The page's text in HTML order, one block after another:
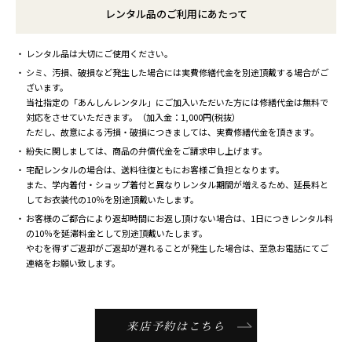
レンタル品のご利用にあたって
レンタル品は大切にご使用ください。
シミ、汚損、破損など発生した場合には実費修繕代金を別途頂戴する場合がご
ざいます。
当社指定の「あんしんレンタル」にご加入いただいた方には修繕代金は無料で
対応をさせていただきます。（加入金：1,000円(税抜）
ただし、故意による汚損・破損につきましては、実費修繕代金を頂きます。
紛失に関しましては、商品の弁償代金をご請求申し上げます。
宅配レンタルの場合は、送料往復ともにお客様ご負担となります。
また、学内着付・ショップ着付と異なりレンタル期間が増えるため、延長料と
してお衣装代の10％を別途頂戴いたします。
お客様のご都合により返却時間にお返し頂けない場合は、1日につきレンタル料
の10％を延滞料金として別途頂戴いたします。
やむを得ずご返却がご返却が遅れることが発生した場合は、至急お電話にてご
連絡をお願い致します。
来店予約はこちら